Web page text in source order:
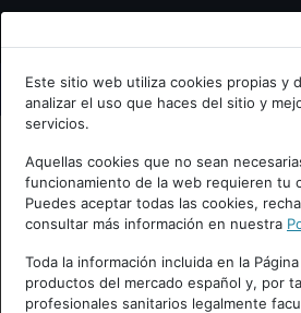
Bienvenid@ a
Escribe tu Email
Accede o regístrate con tu email.
Este sitio web utiliza cookies propias y
analizar el uso que haces del sitio y
servicios.
Aquellas cookies que no sean
funcionamiento de la web requieren tu
Puedes aceptar todas las cookies,
consultar más información en nuestra
Toda la información incluida en la
productos del mercado español y, por
profesionales sanitarios legalmente